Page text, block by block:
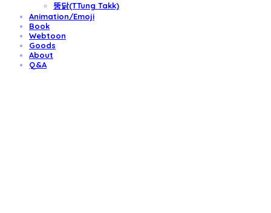
뚱닭(TTung Takk)
Animation/Emoji
Book
Webtoon
Goods
About
Q&A